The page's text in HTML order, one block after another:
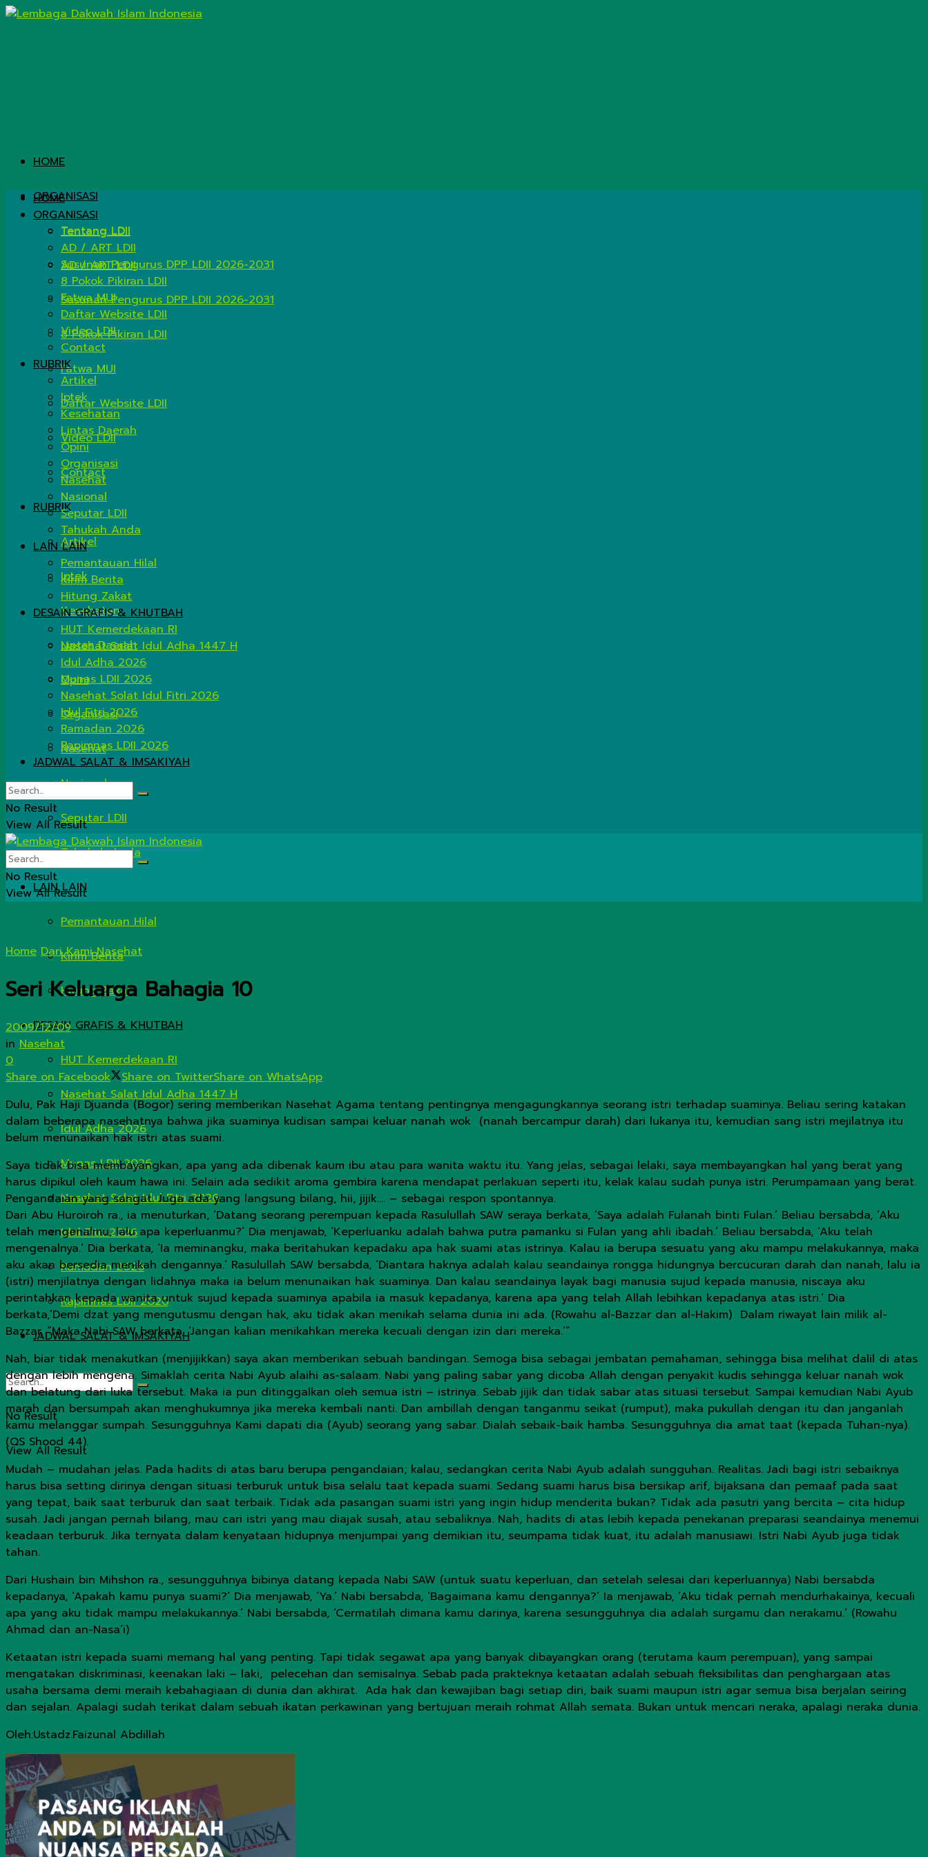
HOME
ORGANISASI
Tentang LDII
AD / ART LDII
Susunan Pengurus DPP LDII 2026-2031
8 Pokok Pikiran LDII
Fatwa MUI
Daftar Website LDII
Video LDII
Contact
RUBRIK
Artikel
Iptek
Kesehatan
Lintas Daerah
Opini
Organisasi
Nasehat
Nasional
Seputar LDII
Tahukah Anda
LAIN LAIN
Pemantauan Hilal
Kirim Berita
Hitung Zakat
DESAIN GRAFIS & KHUTBAH
HUT Kemerdekaan RI
Nasehat Salat Idul Adha 1447 H
Idul Adha 2026
Munas LDII 2026
Nasehat Solat Idul Fitri 2026
Idul Fitri 2026
Ramadan 2026
Rapimnas LDII 2026
JADWAL SALAT & IMSAKIYAH
No Result
View All Result
HOME
ORGANISASI
Tentang LDII
AD / ART LDII
Susunan Pengurus DPP LDII 2026-2031
8 Pokok Pikiran LDII
Fatwa MUI
Daftar Website LDII
Video LDII
Contact
RUBRIK
Artikel
Iptek
Kesehatan
Lintas Daerah
Opini
Organisasi
Nasehat
Nasional
Seputar LDII
Tahukah Anda
LAIN LAIN
Pemantauan Hilal
Kirim Berita
Hitung Zakat
DESAIN GRAFIS & KHUTBAH
HUT Kemerdekaan RI
Nasehat Salat Idul Adha 1447 H
Idul Adha 2026
Munas LDII 2026
Nasehat Solat Idul Fitri 2026
Idul Fitri 2026
Ramadan 2026
Rapimnas LDII 2026
JADWAL SALAT & IMSAKIYAH
No Result
View All Result
No Result
View All Result
Home Dari Kami Nasehat
Seri Keluarga Bahagia 10
2009/12/09
in Nasehat
0
Share on Facebook
Share on TwitterShare on WhatsApp
Dulu, Pak Haji Djuanda (Bogor) sering memberikan Nasehat Agama tentang pentingnya mengagungkannya seorang istri terhadap suaminya. Beliau sering katakan
dalam beberapa nasehatnya bahwa jika suaminya kudisan sampai keluar nanah wok (nanah bercampur darah) dari lukanya itu, kemudian sang istri mejilatnya itu
belum menunaikan hak istri atas suami.
Saya tidak bisa membayangkan, apa yang ada dibenak kaum ibu atau para wanita waktu itu. Yang jelas, sebagai lelaki, saya membayangkan hal yang berat yang
harus dipikul oleh kaum hawa ini. Selain ada sedikit aroma gembira karena mendapat perlakuan seperti itu, kelak kalau sudah punya istri. Perumpamaan yang berat.
Pengandaian yang sangat. Juga ada yang langsung bilang, hii, jijik…. – sebagai respon spontannya.
Dari Abu Huroiroh ra., ia menuturkan, ‘Datang seorang perempuan kepada Rasulullah SAW seraya berkata, ‘Saya adalah Fulanah binti Fulan.’ Beliau bersabda, ‘Aku
telah mengenalmu, lalu apa keperluanmu?’ Dia menjawab, ‘Keperluanku adalah bahwa putra pamanku si Fulan yang ahli ibadah.’ Beliau bersabda, ‘Aku telah
mengenalnya.’ Dia berkata, ‘Ia meminangku, maka beritahukan kepadaku apa hak suami atas istrinya. Kalau ia berupa sesuatu yang aku mampu melakukannya, maka
aku akan bersedia menikah dengannya.’ Rasulullah SAW bersabda, ‘Diantara haknya adalah kalau seandainya rongga hidungnya bercucuran darah dan nanah, lalu ia
(istri) menjilatnya dengan lidahnya maka ia belum menunaikan hak suaminya. Dan kalau seandainya layak bagi manusia sujud kepada manusia, niscaya aku
perintahkan kepada wanita untuk sujud kepada suaminya apabila ia masuk kepadanya, karena apa yang telah Allah lebihkan kepadanya atas istri.’ Dia
berkata,’Demi dzat yang mengutusmu dengan hak, aku tidak akan menikah selama dunia ini ada. (Rowahu al-Bazzar dan al-Hakim) Dalam riwayat lain milik al-
Bazzar, “Maka Nabi SAW berkata, ‘Jangan kalian menikahkan mereka kecuali dengan izin dari mereka.’”
Nah, biar tidak menakutkan (menjijikkan) saya akan memberikan sebuah bandingan. Semoga bisa sebagai jembatan pemahaman, sehingga bisa melihat dalil di atas
dengan lebih mengena. Simaklah cerita Nabi Ayub alaihi as-salaam. Nabi yang paling sabar yang dicoba Allah dengan penyakit kudis sehingga keluar nanah wok
dan belatung dari luka tersebut. Maka ia pun ditinggalkan oleh semua istri – istrinya. Sebab jijik dan tidak sabar atas situasi tersebut. Sampai kemudian Nabi Ayub
marah dan bersumpah akan menghukumnya jika mereka kembali nanti. Dan ambillah dengan tanganmu seikat (rumput), maka pukullah dengan itu dan janganlah
kamu melanggar sumpah. Sesungguhnya Kami dapati dia (Ayub) seorang yang sabar. Dialah sebaik-baik hamba. Sesungguhnya dia amat taat (kepada Tuhan-nya).
(QS Shood 44).
Mudah – mudahan jelas. Pada hadits di atas baru berupa pengandaian; kalau, sedangkan cerita Nabi Ayub adalah sungguhan. Realitas. Jadi bagi istri sebaiknya
harus bisa setting dirinya dengan situasi terburuk untuk bisa selalu taat kepada suami. Sedang suami harus bisa bersikap arif, bijaksana dan pemaaf pada saat
yang tepat, baik saat terburuk dan saat terbaik. Tidak ada pasangan suami istri yang ingin hidup menderita bukan? Tidak ada pasutri yang bercita – cita hidup
susah. Jadi jangan pernah bilang, mau cari istri yang mau diajak susah, atau sebaliknya. Nah, hadits di atas lebih kepada penekanan preparasi seandainya menemui
keadaan terburuk. Jika ternyata dalam kenyataan hidupnya menjumpai yang demikian itu, seumpama tidak kuat, itu adalah manusiawi. Istri Nabi Ayub juga tidak
tahan.
Dari Hushain bin Mihshon ra., sesungguhnya bibinya datang kepada Nabi SAW (untuk suatu keperluan, dan setelah selesai dari keperluannya) Nabi bersabda
kepadanya, ‘Apakah kamu punya suami?’ Dia menjawab, ‘Ya.’ Nabi bersabda, ‘Bagaimana kamu dengannya?’ Ia menjawab, ‘Aku tidak pernah mendurhakainya, kecuali
apa yang aku tidak mampu melakukannya.’ Nabi bersabda, ‘Cermatilah dimana kamu darinya, karena sesungguhnya dia adalah surgamu dan nerakamu.’ (Rowahu
Ahmad dan an-Nasa’i)
Ketaatan istri kepada suami memang hal yang penting. Tapi tidak segawat apa yang banyak dibayangkan orang (terutama kaum perempuan), yang sampai
mengatakan diskriminasi, keenakan laki – laki, pelecehan dan semisalnya. Sebab pada prakteknya ketaatan adalah sebuah fleksibilitas dan penghargaan atas
usaha bersama demi meraih kebahagiaan di dunia dan akhirat. Ada hak dan kewajiban bagi setiap diri, baik suami maupun istri agar semua bisa berjalan seiring
dan sejalan. Apalagi sudah terikat dalam sebuah ikatan perkawinan yang bertujuan meraih rohmat Allah semata. Bukan untuk mencari neraka, apalagi neraka dunia.
Oleh:Ustadz.Faizunal Abdillah